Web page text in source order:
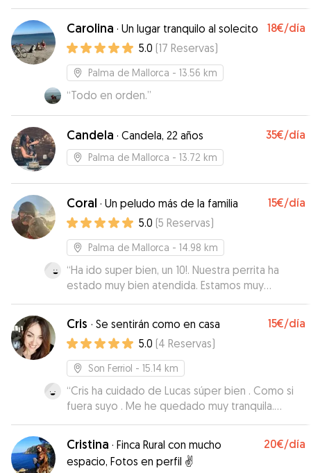
Carolina · Un lugar tranquilo al solecito 18€/día
5.0 (17 Reservas)
Palma de Mallorca - 13.56 km
“Todo en orden.”
Candela · Candela, 22 años 35€/día
Palma de Mallorca - 13.72 km
Coral · Un peludo más de la familia 15€/día
5.0 (5 Reservas)
Palma de Mallorca - 14.98 km
“Ha ido super bien, un 10!. Nuestra perrita ha
estado muy bien atendida. Estamos muy
contentos y repetiremos jeje”
Cris · Se sentirán como en casa 15€/día
5.0 (4 Reservas)
Son Ferriol - 15.14 km
“Cris ha cuidado de Lucas súper bien . Como si
fuera suyo . Me he quedado muy tranquila.
Gracias !!!”
Cristina · Finca Rural con mucho
espacio, Fotos en perfil ✌️
20€/día